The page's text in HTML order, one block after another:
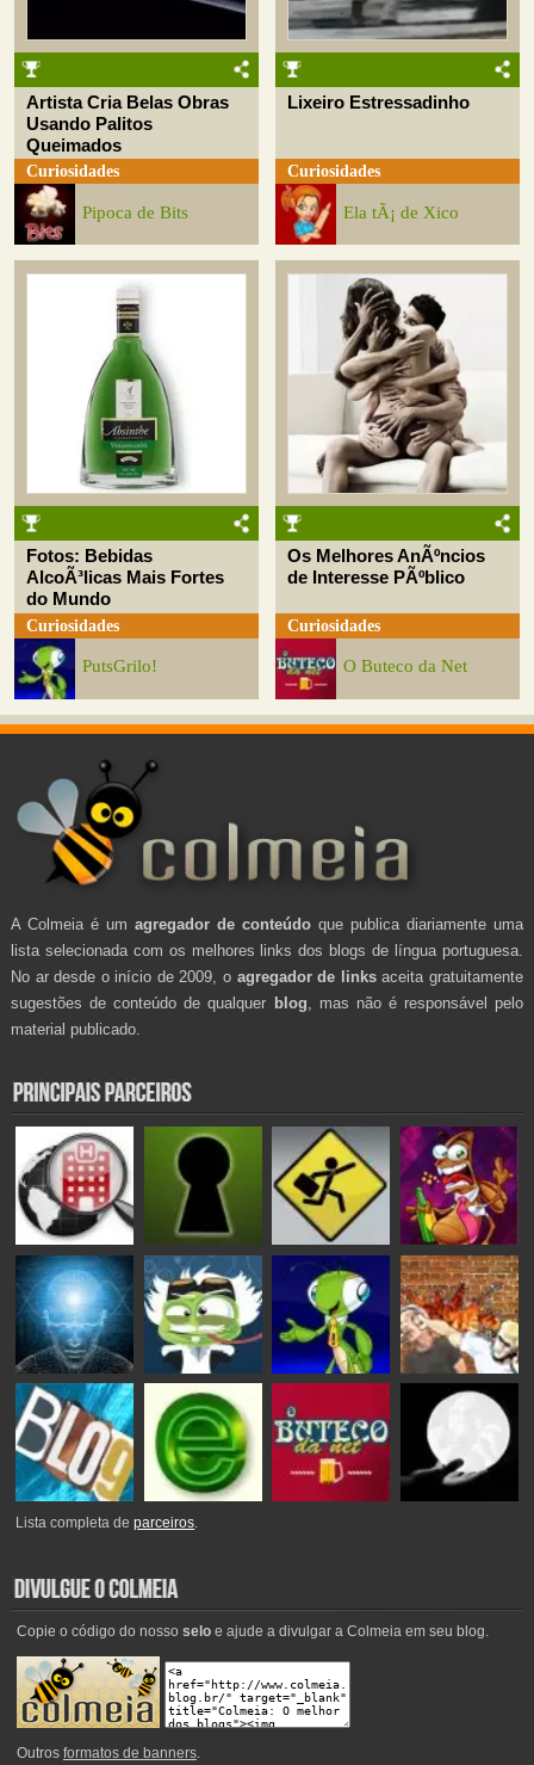
Artista Cria Belas Obras
Usando Palitos
Queimados
Curiosidades
Pipoca de Bits
Lixeiro Estressadinho
Curiosidades
Ela tÃ¡ de Xico
Fotos: Bebidas
AlcoÃ³licas Mais Fortes
do Mundo
Curiosidades
PutsGrilo!
Os Melhores AnÃºncios
de Interesse PÃºblico
Curiosidades
O Buteco da Net
A Colmeia é um agregador de conteúdo que publica diariamente uma
lista selecionada com os melhores links dos blogs de língua portuguesa.
No ar desde o início de 2009, o agregador de linksaceita gratuitamente
sugestões de conteúdo de qualquer blog , mas não é responsável pelo
material publicado.
Lista completa deparceiros.
Copie o código do nosso seloe ajude a divulgar a Colmeia em seu blog.
Outros formatos de banners.